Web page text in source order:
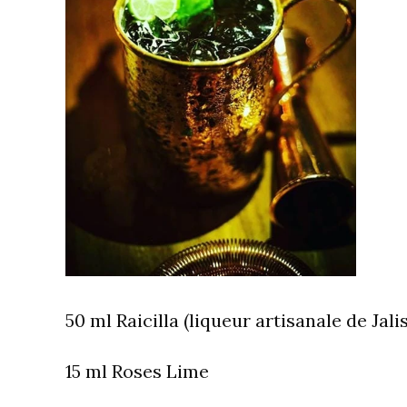
50 ml Raicilla (liqueur artisanale de
15 ml Roses Lime